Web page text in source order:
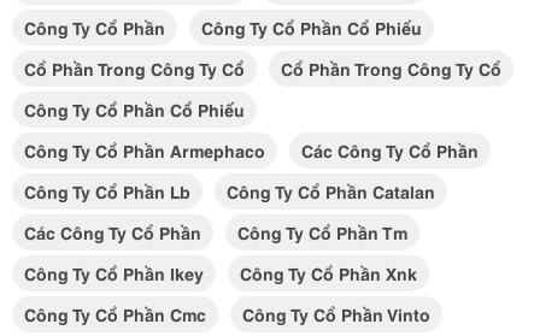
Công Ty Cổ Phần
Công Ty Cổ Phần Cổ Phiếu
Cổ Phần Trong Công Ty Cổ
Cổ Phần Trong Công Ty Cổ
Công Ty Cổ Phần Cổ Phiếu
Công Ty Cổ Phần Armephaco
Các Công Ty Cổ Phần
Công Ty Cổ Phần Lb
Công Ty Cổ Phần Catalan
Các Công Ty Cổ Phần
Công Ty Cổ Phần Tm
Công Ty Cổ Phần Ikey
Công Ty Cổ Phần Xnk
Công Ty Cổ Phần Cmc
Công Ty Cổ Phần Vinto